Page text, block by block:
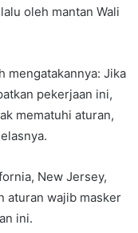
oleh mantan Wali
mengatakannya: Jika
pekerjaan ini,
mematuhi aturan,
New Jersey,
aturan wajib masker
ini.